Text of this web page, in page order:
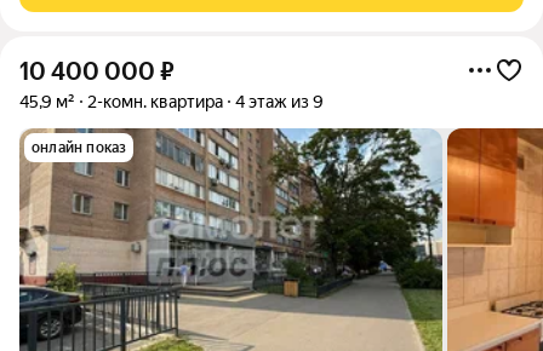
10 400 000 ₽
45,9 м² 2-комн. квартира 4 этаж из 9
онлайн показ